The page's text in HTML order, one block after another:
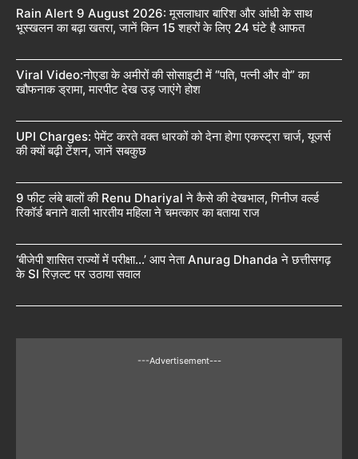
Rain Alert 9 August 2026: मूसलाधार बारिश और आंधी के साथ
भूस्खलन का बढ़ा खतरा, जानें किन 15 शहरों के लिए 24 घंटे है आफत
Viral Video:नोएडा के अमीरों की सोसाइटी में “पति, पत्नी और वो” का
खौफनाक ड्रामा, मारपीट देख उड़ जाएंगे होश
UPI Charges: पेमेंट करते वक्त धारकों को देना होगा एकस्ट्रा चार्ज, यूजर्स
की क्यों बढ़ी टेंशन, जानें सबकुछ
9 फीट लंबे बालों की Renu Dhariyal ने कैसे की देखभाल, गिनीज वर्ल्ड
रिकॉर्ड बनाने वाली भारतीय महिला ने चमत्कार का बताया राज
‘बीजेपी शासित राज्यों में परीक्षा…’ आप नेता Anurag Dhanda ने छत्तीसगढ़
के SI रिज़ल्ट पर उठाया सवाल
---Advertisement---